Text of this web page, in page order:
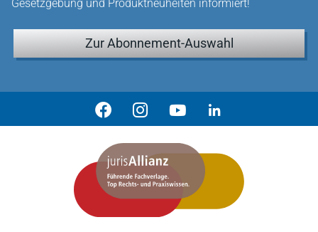
Gesetzgebung und Produktneuheiten informiert!
Zur Abonnement-Auswahl